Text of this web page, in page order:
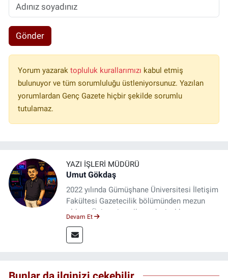
Gönder
Yorum yazarak topluluk kurallarımızı kabul etmiş
bulunuyor ve tüm sorumluluğu üstleniyorsunuz. Yazılan
yorumlardan Genç Gazete hiçbir şekilde sorumlu
tutulamaz.
YAZI İŞLERI MÜDÜRÜ
Umut Gökdaş
2022 yılında Gümüşhane Üniversitesi İletişim
Fakültesi Gazetecilik bölümünden mezun
oldum. Üniversite yıllarımda 4 yıl boyunca
saha deneyimi kazandım. 2023 yılından beri
Genç Gazete'de okurlarımıza haber
Devam Et